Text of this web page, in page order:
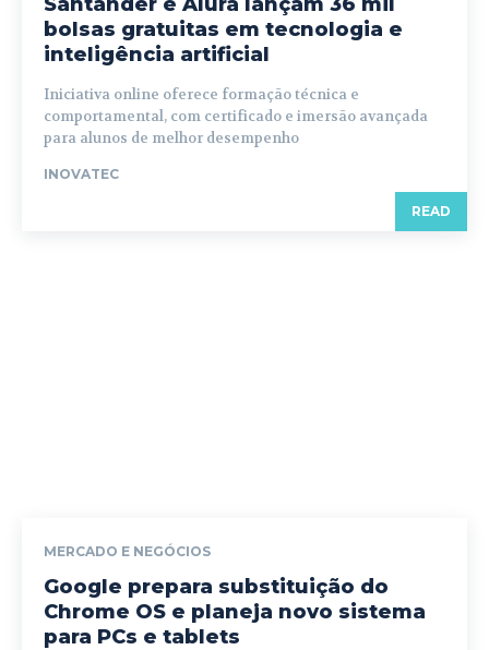
bolsas gratuitas em tecnologia e
inteligência artificial
Iniciativa online oferece formação técnica e
comportamental, com certificado e imersão avançada
para alunos de melhor desempenho
INOVATEC
READ
MERCADO E NEGÓCIOS
Google prepara substituição do
Chrome OS e planeja novo sistema
para PCs e tablets